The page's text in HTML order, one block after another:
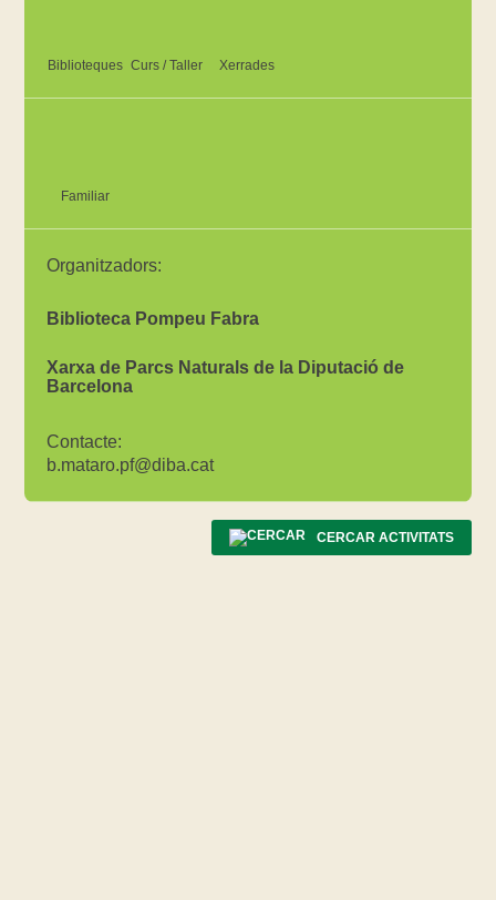
Biblioteques Curs / Taller Xerrades
Familiar
Organitzadors:
Biblioteca Pompeu Fabra
Xarxa de Parcs Naturals de la Diputació de
Barcelona
Contacte:
b.mataro.pf@diba.cat
CERCAR ACTIVITATS